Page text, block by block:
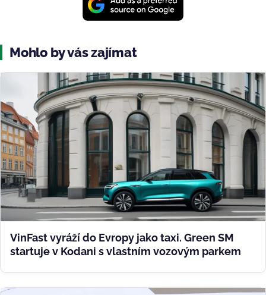
Mohlo by vás zajímat
VinFast vyráží do Evropy jako taxi. Green SM
startuje v Kodani s vlastním vozovým parkem